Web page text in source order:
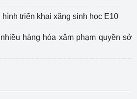
triển khai xăng sinh học E10
hàng hóa xâm phạm quyền sở